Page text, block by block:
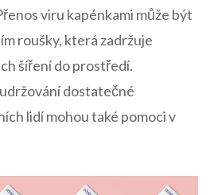
viru kapénkami může být
roušky, která zadržuje
šíření do prostředí.
dostatečné
lidí mohou také pomoci⁣ v